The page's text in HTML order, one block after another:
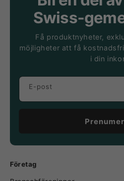
Swiss-
Få produktnyheter,
möjligheter att få
i din
E-post
Företag